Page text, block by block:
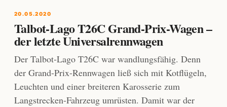
20.05.2020
Talbot-Lago T26C Grand-Prix-Wagen –
der letzte Universalrennwagen
Der Talbot-Lago T26C war wandlungsfähig. Denn
der Grand-Prix-Rennwagen ließ sich mit Kotflügeln,
Leuchten und einer breiteren Karosserie zum
Langstrecken-Fahrzeug umrüsten. Damit war der